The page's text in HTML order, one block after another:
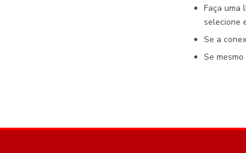
Faça uma
selecione
Se a
Se